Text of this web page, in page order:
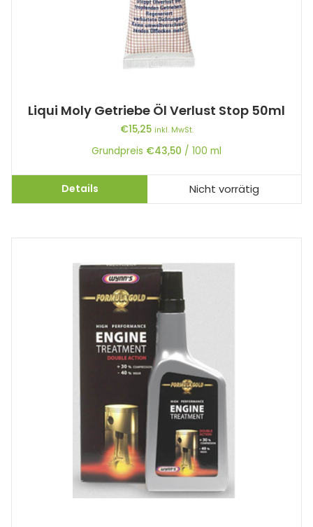
Liqui Moly Getriebe Öl Verlust Stop 50ml
€15,25 inkl. MwSt.
Grundpreis €43,50 / 100 ml
Details Nicht vorrätig